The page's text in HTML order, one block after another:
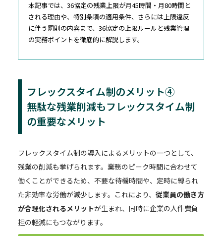
本記事では、36協定の残業上限が月45時間・月80時間と
される理由や、特別条項の適用条件、さらには上限違反
に伴う罰則の内容まで、36協定の上限ルールと残業管理
の実務ポイントを徹底的に解説します。
フレックスタイム制のメリット④
無駄な残業削減もフレックスタイム制
の重要なメリット
フレックスタイム制の導入によるメリットの一つとして、
残業の削減も挙げられます。業務のピーク時間に合わせて
働くことができるため、不要な待機時間や、定時に縛られ
た非効率な労働が減少します。これにより、 従業員の働き方
が合理化されるメリットが生まれ、同時に企業の人件費負
担の軽減にもつながります。